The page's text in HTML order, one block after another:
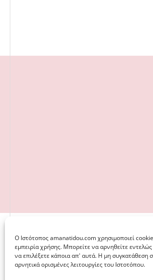
Ο Iστότοπος amanatidou.com χρησιμοποιεί
εμπειρία χρήσης. Μπορείτε να αρνηθείτε
να επιλέξετε κάποια απ' αυτά. Η μη συγκατάθεση
αρνητικά ορισμένες λειτουργίες του Ιστοτόπου.
© 2026 · ΦΩΣΤΗΡΊΑ